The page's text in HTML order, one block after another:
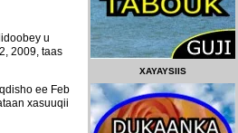
u
2009, taas
ee Feb
xasuuqii
XAYAYSIIS